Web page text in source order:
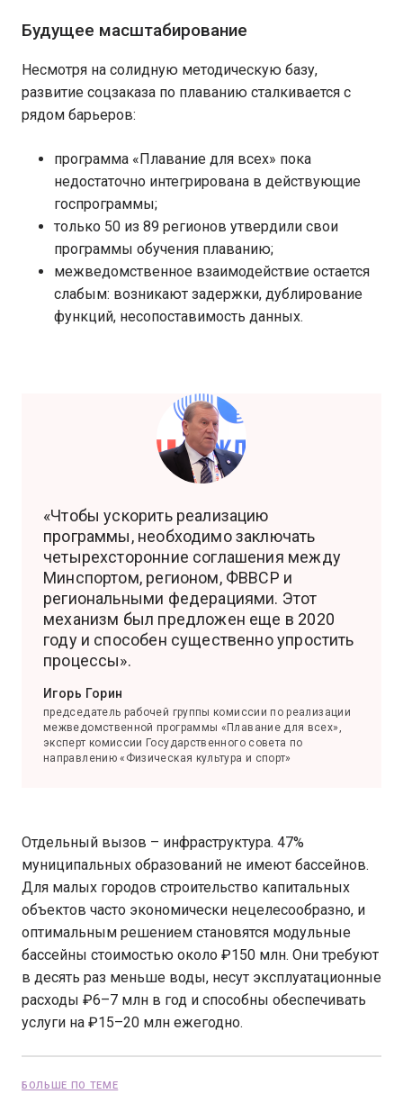
Будущее масштабирование
Несмотря на солидную методическую базу,
развитие соцзаказа по плаванию сталкивается с
рядом барьеров:
программа «Плавание для всех» пока
недостаточно интегрирована в действующие
госпрограммы;
только 50 из 89 регионов утвердили свои
программы обучения плаванию;
межведомственное взаимодействие остается
слабым: возникают задержки, дублирование
функций, несопоставимость данных.
«Чтобы ускорить реализацию
программы, необходимо заключать
четырехсторонние соглашения между
Минспортом, регионом, ФВВСР и
региональными федерациями. Этот
механизм был предложен еще в 2020
году и способен существенно упростить
процессы».
Игорь Горин
председатель рабочей группы комиссии по реализации
межведомственной программы «Плавание для всех»,
эксперт комиссии Государственного совета по
направлению «Физическая культура и спорт»
Отдельный вызов – инфраструктура. 47%
муниципальных образований не имеют бассейнов.
Для малых городов строительство капитальных
объектов часто экономически нецелесообразно, и
оптимальным решением становятся модульные
бассейны стоимостью около ₽150 млн. Они требуют
в десять раз меньше воды, несут эксплуатационные
расходы ₽6–7 млн в год и способны обеспечивать
услуги на ₽15–20 млн ежегодно.
БОЛЬШЕ ПО ТЕМЕ